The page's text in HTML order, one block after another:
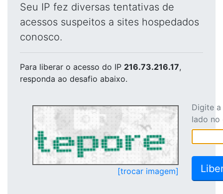
Seu IP fez diversas tentativas de
acessos suspeitos a sites hospedados
conosco.
Para liberar o acesso do IP 216.73.216.17,
responda ao desafio abaixo.
[trocar imagem]
Digite
lado no